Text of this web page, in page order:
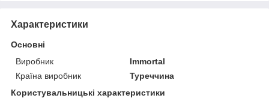
Характеристики
Основні
Виробник
Immortal
Країна виробник
Туреччина
Користувальницькі характеристики